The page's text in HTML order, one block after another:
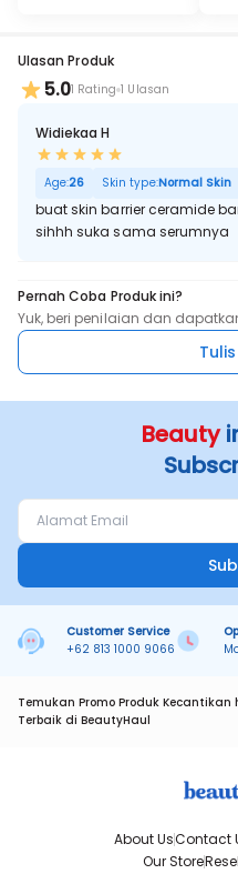
Ulasan Produk
5.01 Rating 1 Ulasan
Widiekaa H
Age:26 Skin type:Normal Skin
buat skin barrier ceramide
sihhh suka sama serumnya
Pernah Coba Produk ini?
Yuk, beri penilaian dan
Beauty
Customer Service
+62 813 1000 9066
Temukan Promo Produk
Terbaik di BeautyHaul
About UsContact
Our Store